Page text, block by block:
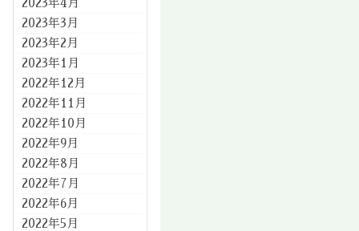
2023年4月
2023年3月
2023年2月
2023年1月
2022年12月
2022年11月
2022年10月
2022年9月
2022年8月
2022年7月
2022年6月
2022年5月